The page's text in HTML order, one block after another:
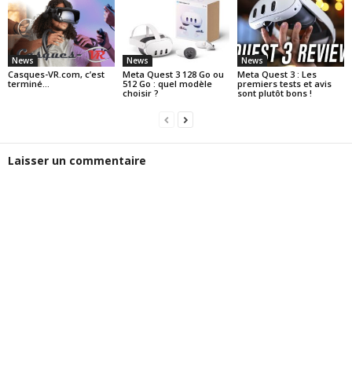
News
Casques-VR.com, c’est
terminé…
News
Meta Quest 3 128 Go ou
512 Go : quel modèle
choisir ?
News
Meta Quest 3 : Les
premiers tests et avis
sont plutôt bons !
Laisser un commentaire